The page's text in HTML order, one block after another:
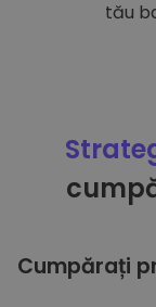
tău
Cumpărați